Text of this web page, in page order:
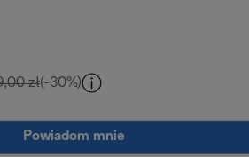
złcena oryginalna 199,00 zł
(-30%)
Powiadom mnie